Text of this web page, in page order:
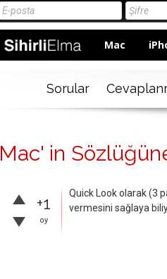
Mac
Sorular
Mac' in
+1
oy
Quick Look olarak (3
vermesini sağlaya